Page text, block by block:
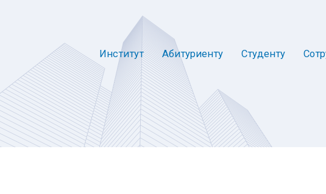
Институт Абитуриенту Студенту